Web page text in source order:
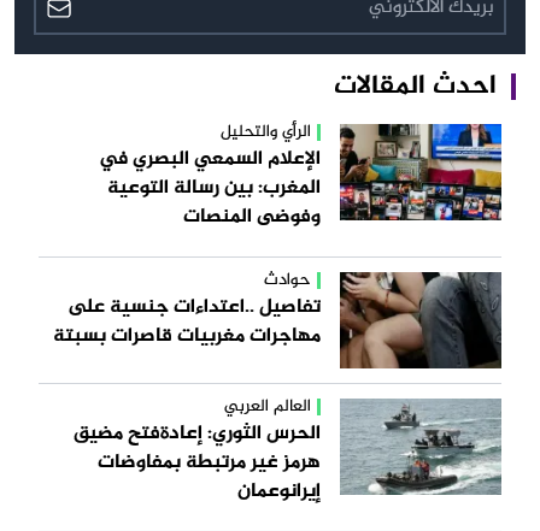
احدث المقالات
الرأي والتحليل
الإعلام السمعي البصري في
المغرب: بين رسالة التوعية
وفوضى المنصات
حوادث
تفاصيل ..اعتداءات جنسية على
مهاجرات مغربيات قاصرات بسبتة
العالم العربي
الحرس الثوري: إعادةفتح مضيق
هرمز غير مرتبطة بمفاوضات
إيرانوعمان